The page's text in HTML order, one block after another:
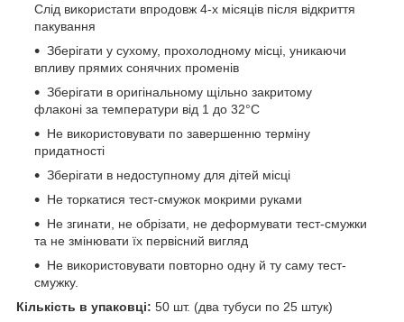
Слід використати впродовж 4-х місяців після відкриття
пакування
Зберігати у сухому, прохолодному місці, уникаючи
впливу прямих сонячних променів
Зберігати в оригінальному щільно закритому
флаконі за температури від 1 до 32°С
Не використовувати по завершенню терміну
придатності
Зберігати в недоступному для дітей місці
Не торкатися тест-смужок мокрими руками
Не згинати, не обрізати, не деформувати тест-смужки
та не змінювати їх первісний вигляд
Не використовувати повторно одну й ту саму тест-
смужку.
Кількість в упаковці: 50 шт. (два тубуси по 25 штук)